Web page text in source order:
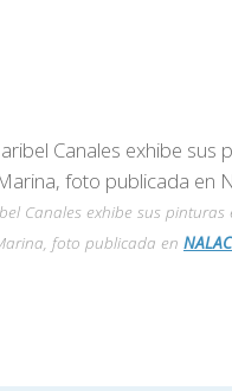
Canales exhibe sus pinturas
foto publicada en